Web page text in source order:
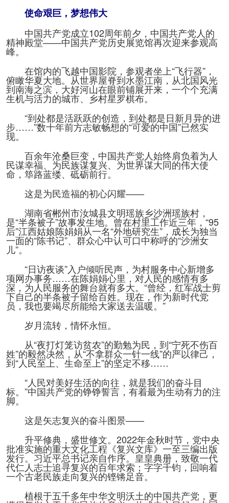
使命艰巨，梦想伟大
中国共产党成立102周年前夕，中国共产党人的
精神殿堂——中国共产党历史展览馆再次迎来参观高
峰。
在馆内的飞越中国影院，参观者坐上“飞行器”，
俯瞰华夏大地。从世界屋脊到水墨江南，从北国风光
到南海之滨，大好河山在眼前铺展开来，一个个充满
生机与活力的城市、乡村星罗棋布。
“到处都是活跃跃的创造，到处都是日新月异的进
步……”数十年前方志敏畅想的“可爱的中国”已然实
现。
百余年沧桑巨变，中国共产党人始终肩负着为人
民谋幸福、为民族谋复兴、为世界谋大同的伟大使
命，筚路蓝缕、砥砺前行。
这是为民造福的初心闪耀——
湖南省郴州市汝城县文明瑶族乡沙洲瑶族村，
是“半条被子”故事发生地。曾在村里工作近三年，“95
后”江西姑娘陈娟娟从一名“外地研究生”，成长为独当
一面的“陈书记”、群众心中认可口中称呼的“沙洲女
儿”。
“日访夜谈”入户倾听民声，为村服务中心新增多
项网办事务……在陈娟娟心里，对人民的感情有多
深，为人民服务的舞台就有多大。“曾经，红军战士剪
下自己的半条被子留给百姓。现在，作为新时代党
员，我也要竭尽所能给大家送去温暖。”
岁月流转，情怀永恒。
从“夜打灯笼访贫农”的勤勉为民，到“宁死不伤百
姓”的毅然决然，从“不拿群众一针一线”的严以律己，
到“人民至上、生命至上”的坚定不移……
“人民对美好生活的向往，就是我们的奋斗目
标。”中国共产党的铮铮誓言，有着最为生动有力的注
脚。
这是矢志复兴的奋斗图景——
升平修典，盛世修文。2022年金秋时节，党中央
批准实施的重大文化工程《复兴文库》一至三编出版
发行。习近平总书记亲自作序。皇皇典册，致敬一代
代仁人志士追寻复兴的百年求索；字字千钧，回响着
一个古老民族走向复兴的铿锵足音。
植根于五千多年中华文明沃土的中国共产党，更